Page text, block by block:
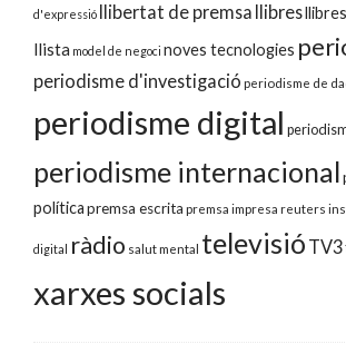
d'expressió llibertat de premsa llibres
llista model de negoci noves tecnologies
periodisme d'investigació periodisme de
periodisme digital
periodisme internacional
políticapremsa escrita premsa impresa reuters
digital ràdio salut mental televisió TV3
xarxes socials